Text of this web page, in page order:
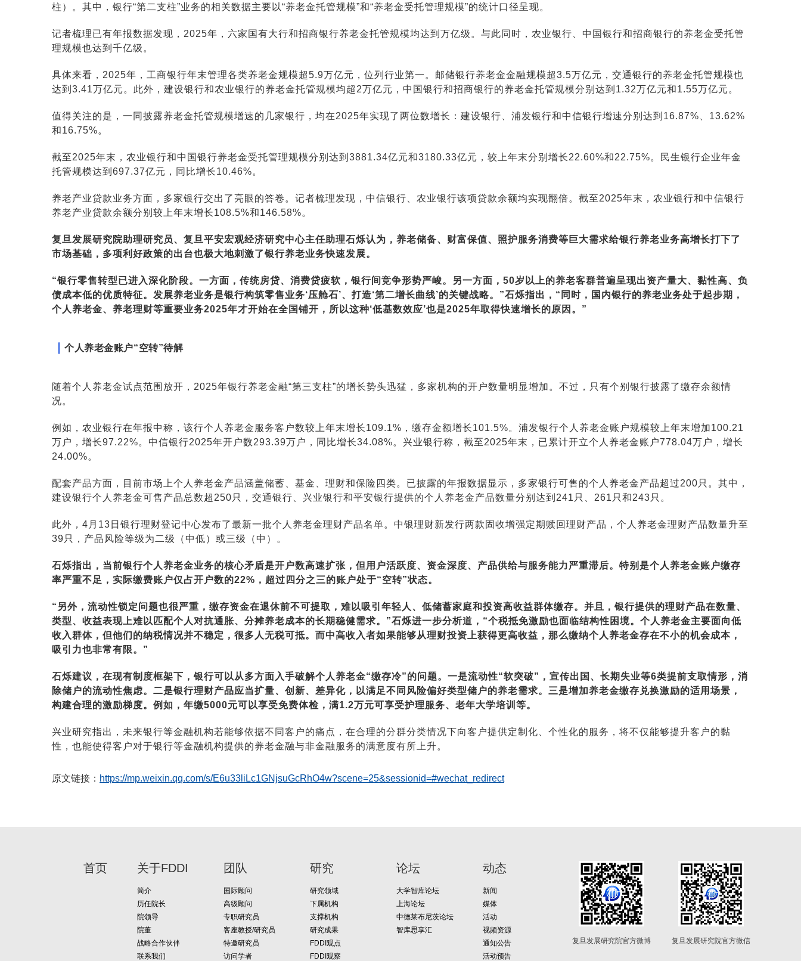
柱）。其中，银行“第二支柱”业务的相关数据主要以“养老金托管规模”和“养老金受托管理规模”的统计口径呈现。
记者梳理已有年报数据发现，2025年，六家国有大行和招商银行养老金托管规模均达到万亿级。与此同时，农业银行、中国银行和招商银行的养老金受托管
理规模也达到千亿级。
具体来看，2025年，工商银行年末管理各类养老金规模超5.9万亿元，位列行业第一。邮储银行养老金金融规模超3.5万亿元，交通银行的养老金托管规模也
达到3.41万亿元。此外，建设银行和农业银行的养老金托管规模均超2万亿元，中国银行和招商银行的养老金托管规模分别达到1.32万亿元和1.55万亿元。
值得关注的是，一同披露养老金托管规模增速的几家银行，均在2025年实现了两位数增长：建设银行、浦发银行和中信银行增速分别达到16.87%、13.62%
和16.75%。
截至2025年末，农业银行和中国银行养老金受托管理规模分别达到3881.34亿元和3180.33亿元，较上年末分别增长22.60%和22.75%。民生银行企业年金
托管规模达到697.37亿元，同比增长10.46%。
养老产业贷款业务方面，多家银行交出了亮眼的答卷。记者梳理发现，中信银行、农业银行该项贷款余额均实现翻倍。截至2025年末，农业银行和中信银行
养老产业贷款余额分别较上年末增长108.5%和146.58%。
复旦发展研究院助理研究员、复旦平安宏观经济研究中心主任助理石烁认为，养老储备、财富保值、照护服务消费等巨大需求给银行养老业务高增长打下了
市场基础，多项利好政策的出台也极大地刺激了银行养老业务快速发展。
“银行零售转型已进入深化阶段。一方面，传统房贷、消费贷疲软，银行间竞争形势严峻。另一方面，50岁以上的养老客群普遍呈现出资产量大、黏性高、负
债成本低的优质特征。发展养老业务是银行构筑零售业务‘压舱石’、打造‘第二增长曲线’的关键战略。”石烁指出，“同时，国内银行的养老业务处于起步期，
个人养老金、养老理财等重要业务2025年才开始在全国铺开，所以这种‘低基数效应’也是2025年取得快速增长的原因。”
个人养老金账户“空转”待解
随着个人养老金试点范围放开，2025年银行养老金融“第三支柱”的增长势头迅猛，多家机构的开户数量明显增加。不过，只有个别银行披露了缴存余额情
况。
例如，农业银行在年报中称，该行个人养老金服务客户数较上年末增长109.1%，缴存金额增长101.5%。浦发银行个人养老金账户规模较上年末增加100.21
万户，增长97.22%。中信银行2025年开户数293.39万户，同比增长34.08%。兴业银行称，截至2025年末，已累计开立个人养老金账户778.04万户，增长
24.00%。
配套产品方面，目前市场上个人养老金产品涵盖储蓄、基金、理财和保险四类。已披露的年报数据显示，多家银行可售的个人养老金产品超过200只。其中，
建设银行个人养老金可售产品总数超250只，交通银行、兴业银行和平安银行提供的个人养老金产品数量分别达到241只、261只和243只。
此外，4月13日银行理财登记中心发布了最新一批个人养老金理财产品名单。中银理财新发行两款固收增强定期赎回理财产品，个人养老金理财产品数量升至
39只，产品风险等级为二级（中低）或三级（中）。
石烁指出，当前银行个人养老金业务的核心矛盾是开户数高速扩张，但用户活跃度、资金深度、产品供给与服务能力严重滞后。特别是个人养老金账户缴存
率严重不足，实际缴费账户仅占开户数的22%，超过四分之三的账户处于“空转”状态。
“另外，流动性锁定问题也很严重，缴存资金在退休前不可提取，难以吸引年轻人、低储蓄家庭和投资高收益群体缴存。并且，银行提供的理财产品在数量、
类型、收益表现上难以匹配个人对抗通胀、分摊养老成本的长期稳健需求。”石烁进一步分析道，“个税抵免激励也面临结构性困境。个人养老金主要面向低
收入群体，但他们的纳税情况并不稳定，很多人无税可抵。而中高收入者如果能够从理财投资上获得更高收益，那么缴纳个人养老金存在不小的机会成本，
吸引力也非常有限。”
石烁建议，在现有制度框架下，银行可以从多方面入手破解个人养老金“缴存冷”的问题。一是流动性“软突破”，宣传出国、长期失业等6类‌提前支取情形，消
除储户的流动性焦虑。二是银行理财产品应当扩量、创新、差异化，以满足不同风险偏好类型储户的养老需求。三是增加养老金缴存兑换激励的适用场景，
构建合理的激励梯度。例如，年缴5000元可以享受免费体检，满1.2万元可享受护理服务、老年大学培训等。
兴业研究指出，未来银行等金融机构若能够依据不同客户的痛点，在合理的分群分类情况下向客户提供定制化、个性化的服务，将不仅能够提升客户的黏
性，也能使得客户对于银行等金融机构提供的养老金融与非金融服务的满意度有所上升。
原文链接： https://mp.weixin.qq.com/s/E6u33liLc1GNjsuGcRhO4w?scene=25&sessionid=#wechat_redirect
首页 关于FDDI
简介
历任院长
院领导
院董
战略合作伙伴
联系我们
团队
国际顾问
高级顾问
专职研究员
客座教授/研究员
特邀研究员
访问学者
研究
研究领域
下属机构
支撑机构
研究成果
FDDI观点
FDDI观察
论坛
大学智库论坛
上海论坛
中德莱布尼茨论坛
智库思享汇
动态
新闻
媒体
活动
视频资源
通知公告
活动预告
复旦发展研究院官方微博 复旦发展研究院官方微信